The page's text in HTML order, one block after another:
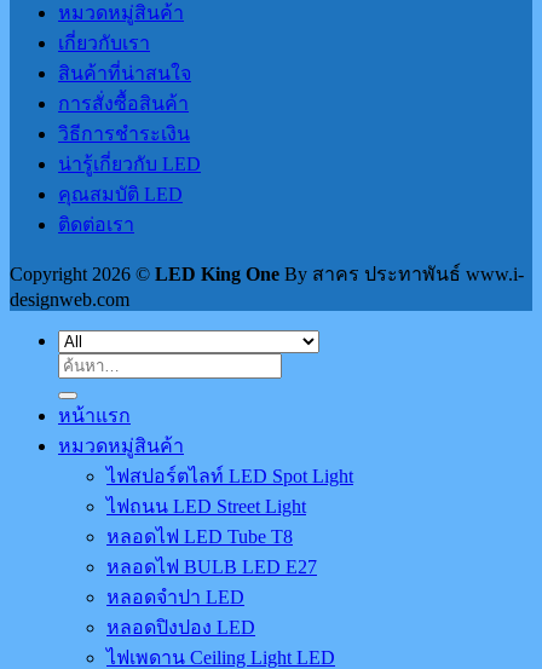
หมวดหมู่สินค้า
เกี่ยวกับเรา
สินค้าที่น่าสนใจ
การสั่งซื้อสินค้า
วิธีการชำระเงิน
น่ารู้เกี่ยวกับ LED
คุณสมบัติ LED
ติดต่อเรา
Copyright 2026 © LED King One By สาคร ประทาพันธ์ www.i-
designweb.com
ค้นหา:
หน้าแรก
หมวดหมู่สินค้า
ไฟสปอร์ตไลท์ LED Spot Light
ไฟถนน LED Street Light
หลอดไฟ LED Tube T8
หลอดไฟ BULB LED E27
หลอดจำปา LED
หลอดปิงปอง LED
ไฟเพดาน Ceiling Light LED